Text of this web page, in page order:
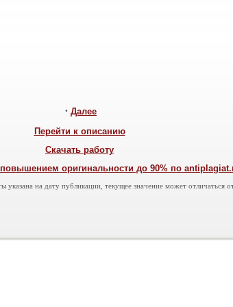
• Далее
Перейти к описанию
Скачать работу
оригинальности до 90% по
на дату публикации, текущее значение может отличаться от